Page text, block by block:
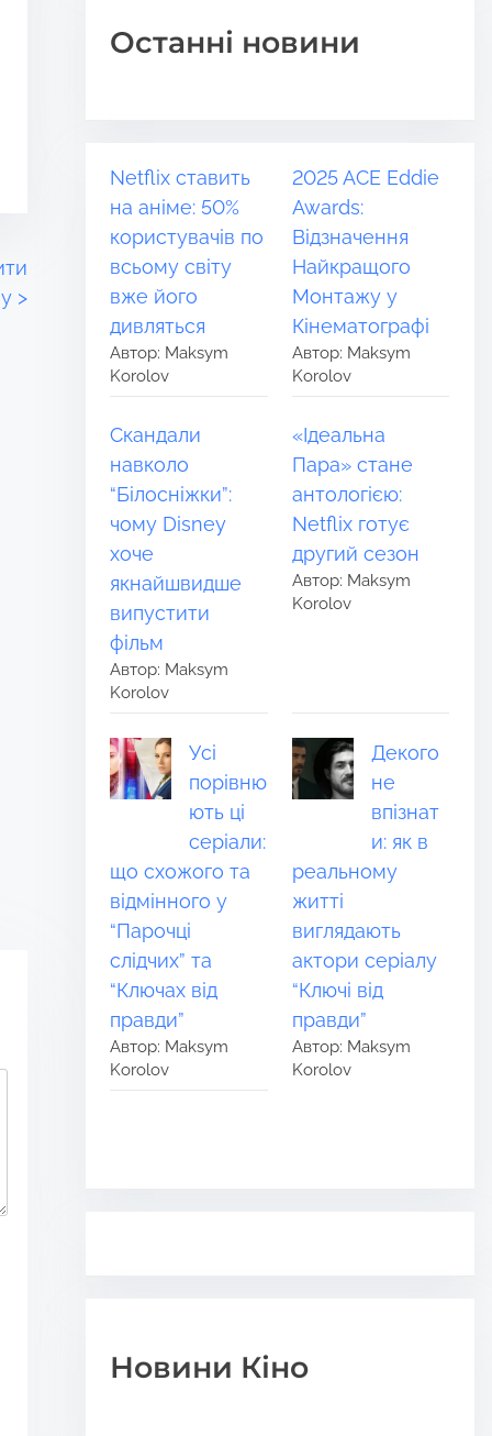
>
Останні новини
Netflix ставить
на аніме: 50%
користувачів по
всьому світу
вже його
дивляться
Автор: Maksym
Korolov
2025 ACE Eddie
Awards:
Відзначення
Найкращого
Монтажу у
Кінематографі
Автор: Maksym
Korolov
Скандали
навколо
“Білосніжки”:
чому Disney
хоче
якнайшвидше
випустити
фільм
Автор: Maksym
Korolov
«Ідеальна
Пара» стане
антологією:
Netflix готує
другий сезон
Автор: Maksym
Korolov
Усі
порівню
ють ці
серіали:
що схожого та
відмінного у
“Парочці
слідчих” та
“Ключах від
правди”
Автор: Maksym
Korolov
Декого
не
впізнат
и: як в
реальному
житті
виглядають
актори серіалу
“Ключі від
правди”
Автор: Maksym
Korolov
Новини Кіно